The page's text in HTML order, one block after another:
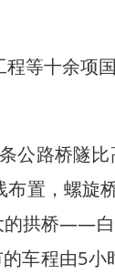
等十余项
路桥隧比
置，螺旋
的拱桥——
车程由5